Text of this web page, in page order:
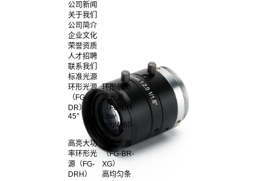
公司新闻
关于我们
公司简介
企业文化
荣誉资质
人才招聘
联系我们
标准光源
环形光源
（FG-
DR）0-
45°
环形低角
度光源
（FG-DR
Low
angle)60-
90°
高亮大功
率环形光
源（FG-
DRH）
条形光源
（FG-BR-
XG）
高均匀条